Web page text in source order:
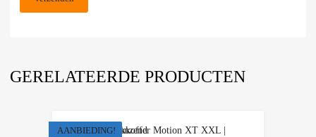
GERELATEERDE PRODUCTEN
AANBIEDING!